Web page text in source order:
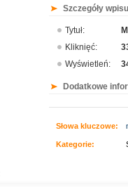
Szczegóły
Tytuł:
Kliknięć:
Wyświetleń:
Dodatkowe
Słowa kluczowe:
Kategorie: